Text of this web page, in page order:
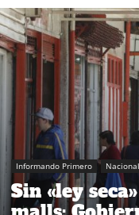
Informando Primero Nacional
Sin «ley